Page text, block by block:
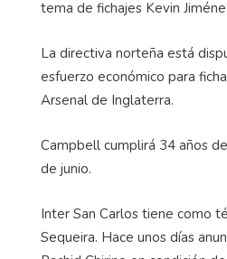
tema de fichajes Kevin
La directiva norteña está
esfuerzo económico para
Arsenal de Inglaterra.
Campbell cumplirá 34 años
de junio.
Inter San Carlos tiene como
Sequeira. Hace unos días